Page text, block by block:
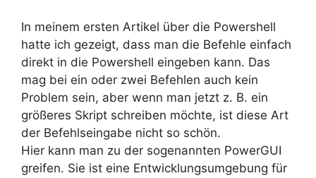
In meinem ersten Artikel über die Powershell
hatte ich gezeigt, dass man die Befehle einfach
direkt in die Powershell eingeben kann. Das
mag bei ein oder zwei Befehlen auch kein
Problem sein, aber wenn man jetzt z. B. ein
größeres Skript schreiben möchte, ist diese Art
der Befehlseingabe nicht so schön.
Hier kann man zu der sogenannten PowerGUI
greifen. Sie ist eine Entwicklungsumgebung für